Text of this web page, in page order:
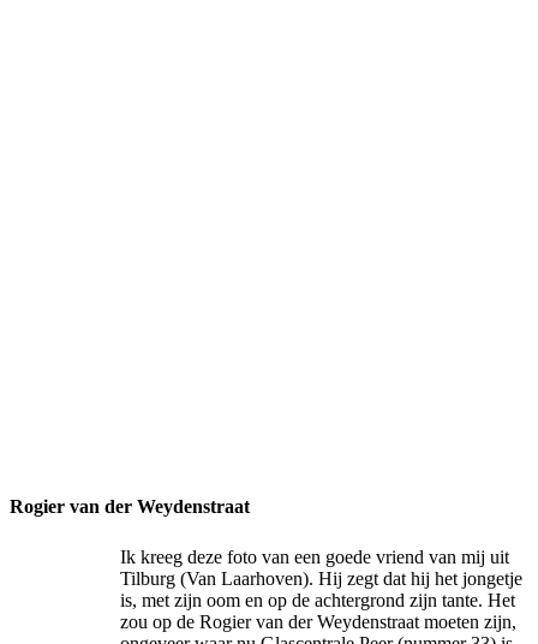
Rogier van der Weydenstraat
Ik kreeg deze foto van een goede vriend van mij uit
Tilburg (Van Laarhoven). Hij zegt dat hij het jongetje
is, met zijn oom en op de achtergrond zijn tante. Het
zou op de Rogier van der Weydenstraat moeten zijn,